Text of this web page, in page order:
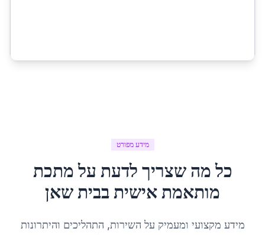
מידע מפורט
כל מה שצריך לדעת עלמתכת
מותאמת אישית בבית שאן
מידע מקצועי ומעמיק על השירות, התהליכים והיתרונות